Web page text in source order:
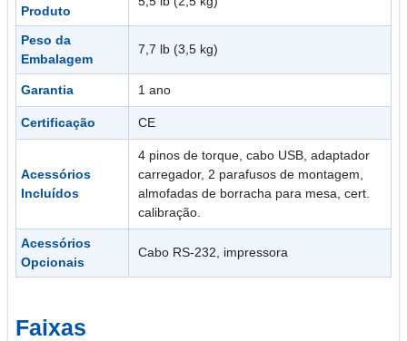
Produto
Peso da
Embalagem
7,7 lb (3,5 kg)
Garantia 1 ano
Certificação CE
Acessórios
Incluídos
4 pinos de torque, cabo USB, adaptador
carregador, 2 parafusos de montagem,
almofadas de borracha para mesa, cert.
calibração.
Acessórios
Opcionais
Cabo RS-232, impressora
Faixas